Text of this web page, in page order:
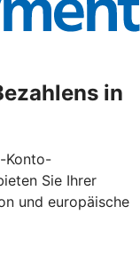
in
Konto-
Sie Ihrer
und europäische